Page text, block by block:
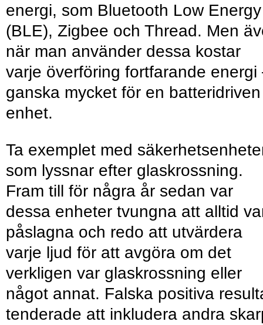
energi, som Bluetooth Low Energy
(BLE), Zigbee och Thread. Men
när man använder dessa kostar
varje överföring fortfarande energi
ganska mycket för en batteridriven
enhet.
Ta exemplet med
som lyssnar efter glaskrossning.
Fram till för några år sedan var
dessa enheter tvungna att alltid
påslagna och redo att utvärdera
varje ljud för att avgöra om det
verkligen var glaskrossning eller
något annat. Falska positiva
tenderade att inkludera andra